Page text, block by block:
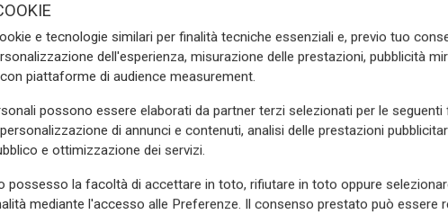
, prima di vestire le maglie di
l'estero alPartizani , poi
nel campionato turco ha
non un profilo troppo
sulla Liguria seguiteci sul
Test in Inghilterra
Il Genoa chiude la tournée
Bournemouth domina e
10-1
e tecnologie similari per finalità tecniche essenziali e, previo tuo
dell'esperienza, misurazione delle prestazioni, pubblicità
piattaforme di audience measurement.
possono essere elaborati da partner terzi selezionati per le seguenti
di annunci e contenuti, analisi delle prestazioni
e ottimizzazione dei servizi.
possesso la facoltà di accettare in toto, rifiutare in toto oppure
mediante l'accesso alle Preferenze. Il consenso prestato può essere